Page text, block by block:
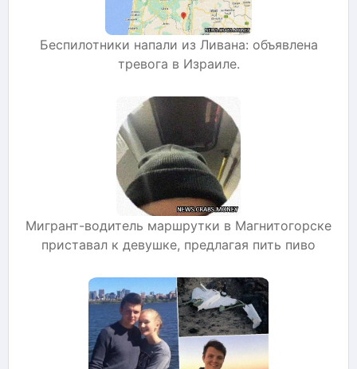
Беспилотники напали из Ливана: объявлена
тревога в Израиле.
Мигрант-водитель маршрутки в Магнитогорске
приставал к девушке, предлагая пить пиво